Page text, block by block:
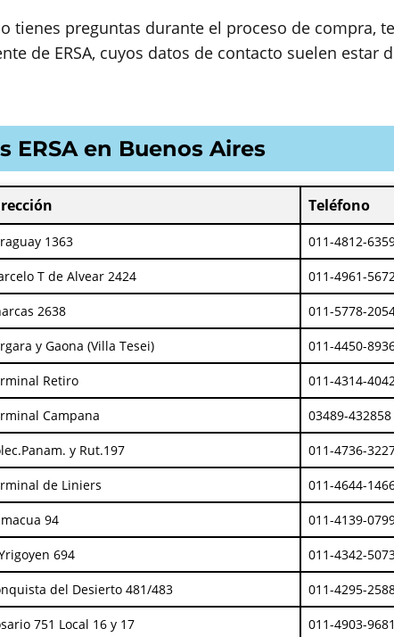
tienes preguntas durante el proceso de compra,
de ERSA, cuyos datos de contacto suelen estar
ERSA en Buenos Aires
Teléfono
1363 011-4812-
T de Alvear 2424 011-4961-
2638 011-5778-
y Gaona (Villa Tesei) 011-4450-
Retiro 011-4314-
Campana 03489-432858
y Rut.197 011-4736-
de Liniers 011-4644-
94 011-4139-
694 011-4342-
del Desierto 481/483 011-4295-
751 Local 16 y 17 011-4903-9681